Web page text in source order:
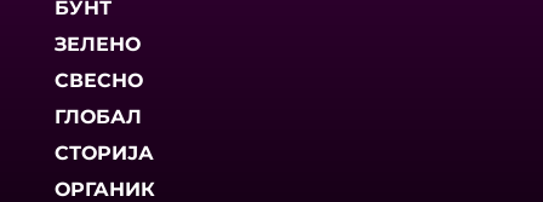
БУНТ
ЗЕЛЕНО
СВЕСНО
ГЛОБАЛ
СТОРИЈА
ОРГАНИК